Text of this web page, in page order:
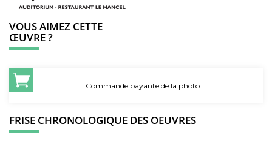
VOUS AIMEZ CETTE
ŒUVRE ?
Commande payante de la photo
FRISE CHRONOLOGIQUE DES OEUVRES